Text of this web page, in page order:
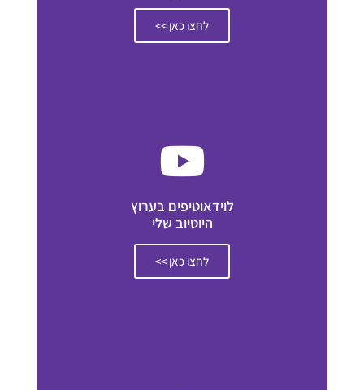
לחצו כאן >>
לוידאוטיפים בערוץ
היוטיוב שלי
לחצו כאן >>